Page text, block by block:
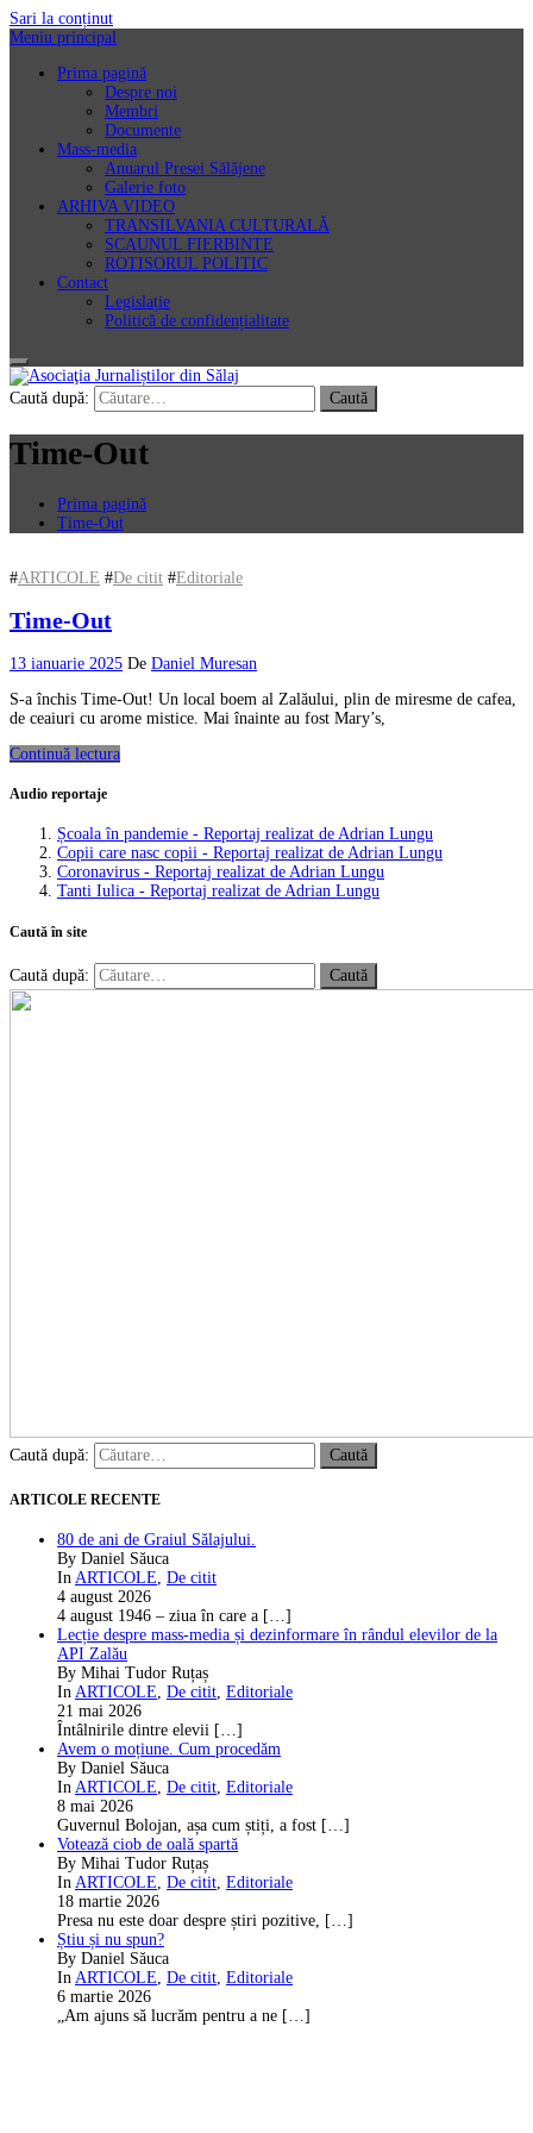
Sari la conținut
Meniu principal
Prima pagină
Despre noi
Membri
Documente
Mass-media
Anuarul Presei Sălăjene
Galerie foto
ARHIVA VIDEO
TRANSILVANIA CULTURALĂ
SCAUNUL FIERBINTE
ROTISORUL POLITIC
Contact
Legislație
Politică de confidențialitate
Asociaţia Jurnaliștilor din Sălaj
Caută după:
Time-Out
Prima pagină
Time-Out
#ARTICOLE #De citit #Editoriale
Time-Out
13 ianuarie 2025 De Daniel Muresan
S-a închis Time-Out! Un local boem al Zalăului, plin de miresme de cafea,
de ceaiuri cu arome mistice. Mai înainte au fost Mary’s,
Continuă lectura
Audio reportaje
Școala în pandemie - Reportaj realizat de Adrian Lungu
Copii care nasc copii - Reportaj realizat de Adrian Lungu
Coronavirus - Reportaj realizat de Adrian Lungu
Tanti Iulica - Reportaj realizat de Adrian Lungu
Caută în site
Caută după:
Caută după:
ARTICOLE RECENTE
80 de ani de Graiul Sălajului.
By Daniel Săuca
In ARTICOLE, De citit
4 august 2026
4 august 1946 – ziua în care a […]
Lecție despre mass-media și dezinformare în rândul elevilor de la
API Zalău
By Mihai Tudor Ruțaș
In ARTICOLE, De citit, Editoriale
21 mai 2026
Întâlnirile dintre elevii […]
Avem o moțiune. Cum procedăm
By Daniel Săuca
In ARTICOLE, De citit, Editoriale
8 mai 2026
Guvernul Bolojan, așa cum știți, a fost […]
Votează ciob de oală spartă
By Mihai Tudor Ruțaș
In ARTICOLE, De citit, Editoriale
18 martie 2026
Presa nu este doar despre știri pozitive, […]
Știu și nu spun?
By Daniel Săuca
In ARTICOLE, De citit, Editoriale
6 martie 2026
„Am ajuns să lucrăm pentru a ne […]